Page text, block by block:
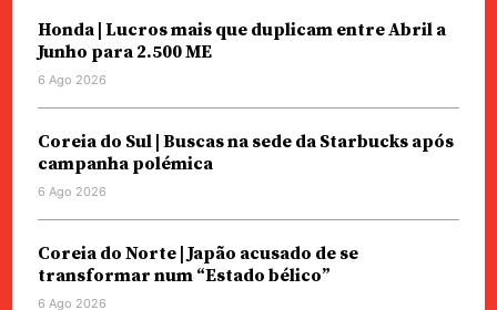
Honda | Lucros mais que duplicam entre Abril a
Junho para 2.500 ME
6 Ago 2026
Coreia do Sul | Buscas na sede da Starbucks após
campanha polémica
6 Ago 2026
Coreia do Norte | Japão acusado de se
transformar num “Estado bélico”
6 Ago 2026